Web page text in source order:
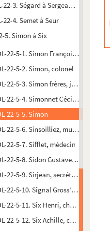
22-3. Ségard à Sergeant-Derode
22-4. Semet à Seur
5. Simon à Six
22-5-1. Simon François, poète
22-5-2. Simon, colonel
22-5-3. Simon frères, journalistes
22-5-4. Simonnet Cécile
22-5-5. Simon
22-5-6. Sinsoilliez, musiciens et
22-5-7. Sifflet, médecin
22-5-8. Sidon Gustave, journaliste
22-5-9. Sirjean, secrétaire
22-5-10. Signal Gross'Chique, type
22-5-11. Six Henri, chansonnier
22-5-12. Six Achille, chef d'orphéon